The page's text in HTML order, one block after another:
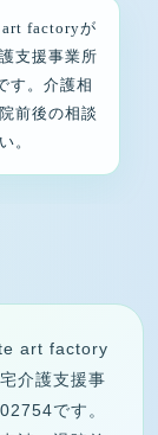
factoryが
支援事業所
す。介護相
前後の相談
。
art factory
介護支援事
です。